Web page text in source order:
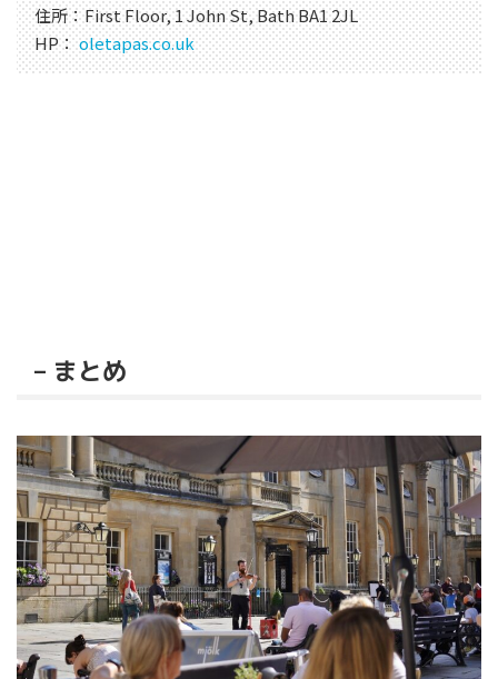
住所：First Floor, 1 John St, Bath BA1 2JL
HP：oletapas.co.uk
– まとめ